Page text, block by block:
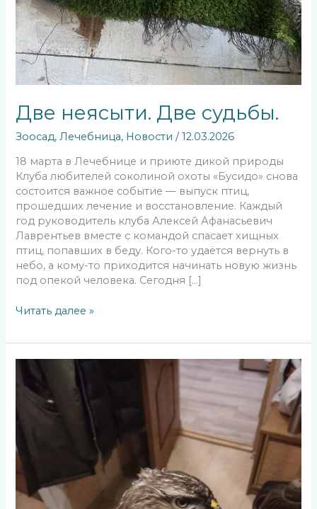
Две неясыти. Две судьбы.
Зоосад,Лечебница, Новости /12.03.2026
18 марта в Лечебнице и приюте дикой природы
Клуба любителей соколиной охоты «Бусидо» снова
состоится важное событие — выпуск птиц,
прошедших лечение и восстановление. Каждый
год руководитель клуба Алексей Афанасьевич
Лаврентьев вместе с командой спасает хищных
птиц, попавших в беду. Кого-то удаётся вернуть в
небо, а кому-то приходится начинать новую жизнь
под опекой человека. Сегодня […]
Читать далее »
зима.
Сильные
птицы.